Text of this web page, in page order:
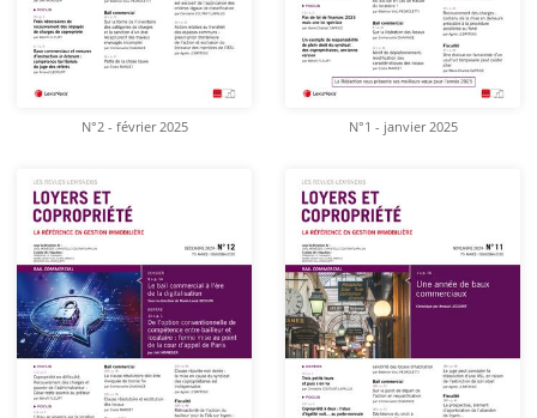
N°2 - février 2025 N°1 - janvier 2025